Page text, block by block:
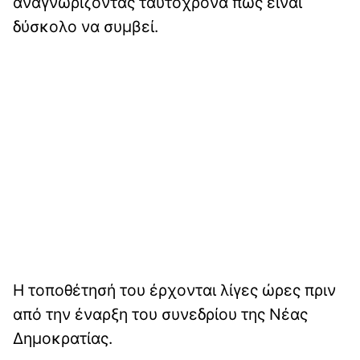
δύσκολο να συμβεί.
Η τοποθέτησή του έρχονται λίγες ώρες πριν
από την έναρξη του συνεδρίου της Νέας
Δημοκρατίας.